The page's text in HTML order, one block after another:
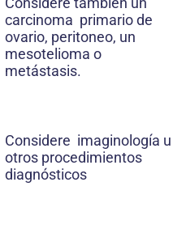
carcinoma primario de
ovario, peritoneo, un
mesotelioma o
metástasis.
Considere imaginología u
otros procedimientos
diagnósticos